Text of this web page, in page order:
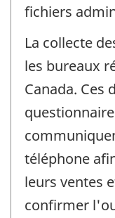
fichiers
La collecte
les bureaux
Canada. Ces
téléphone
leurs ventes
confirmer